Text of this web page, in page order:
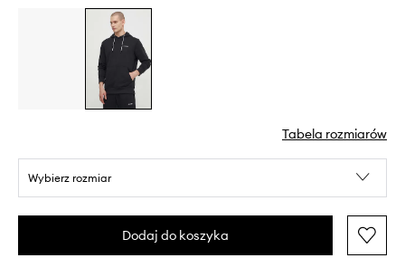
Tabela rozmiarów
Wybierz rozmiar
Dodaj do koszyka